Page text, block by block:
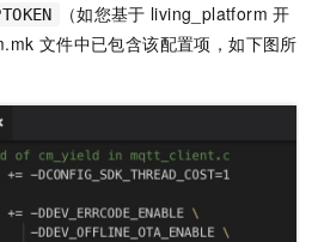
（如您基于 living_platform 开
文件中已包含该配置项，如下图所